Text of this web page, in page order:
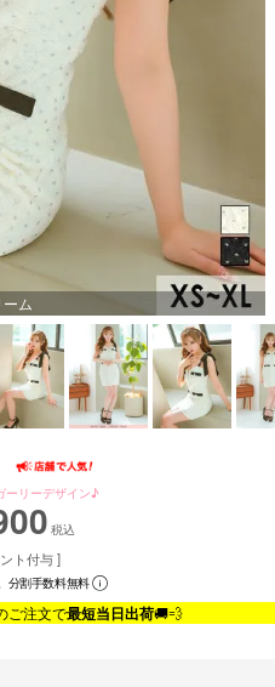
ーム
ーリーデザイン♪
税込
ト付与 ]
分割手数料無料
ご注文で最短当日出荷🚚💨